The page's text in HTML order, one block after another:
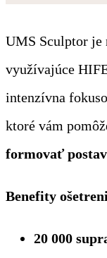
UMS Sculptor je
využívajúce
intenzívna
ktoré vám
formovať
Benefity
20 000